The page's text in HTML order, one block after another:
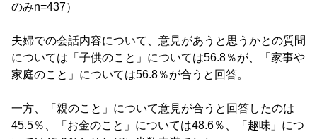
のみn=437）
夫婦での会話内容について、意見があうと思うかとの質問
については「子供のこと」については56.8％が、「家事や
家庭のこと」については56.8％が合うと回答。
一方、「親のこと」について意見が合うと回答したのは
45.5％、「お金のこと」については48.6％、「趣味」につ